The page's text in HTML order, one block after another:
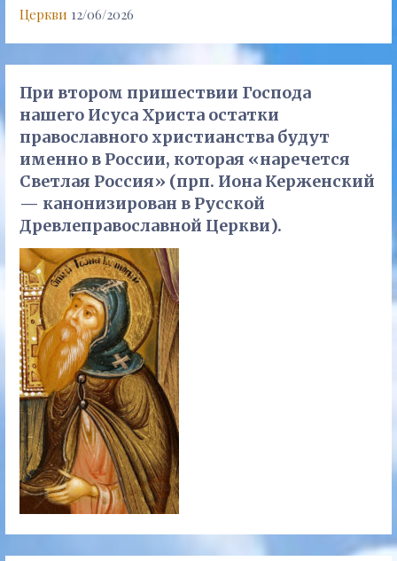
Церкви 12/06/2026
При втором пришествии Господа
нашего Исуса Христа остатки
православного христианства будут
именно в России, которая «наречется
Светлая Россия» (прп. Иона Керженский
— канонизирован в Русской
Древлеправославной Церкви).